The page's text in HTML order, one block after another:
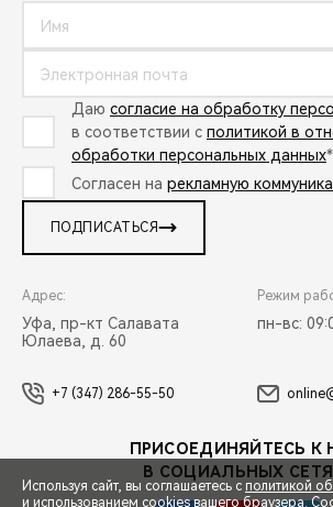
Даю согласие на обработку
в соответствии с политикой в
обработки персональных данных*
Согласен на рекламную
ПОДПИСАТЬСЯ
Адрес:
Уфа, пр-кт Салавата
Юлаева, д. 60
Режим
пн-вс:
+7 (347) 286-55-50
ПРИСОЕДИНЯЙТЕСЬ К
В СОЦИАЛЬНЫХ
Используя сайт, вы соглашаетесь с политикой
и использованием cookies вашего браузера.